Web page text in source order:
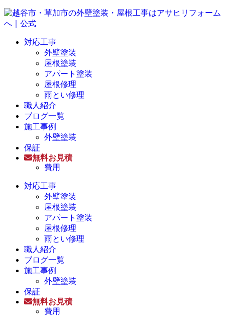
対応工事
外壁塗装
屋根塗装
アパート塗装
屋根修理
雨とい修理
職人紹介
ブログ一覧
施工事例
外壁塗装
保証
無料お見積
費用
対応工事
外壁塗装
屋根塗装
アパート塗装
屋根修理
雨とい修理
職人紹介
ブログ一覧
施工事例
外壁塗装
保証
無料お見積
費用